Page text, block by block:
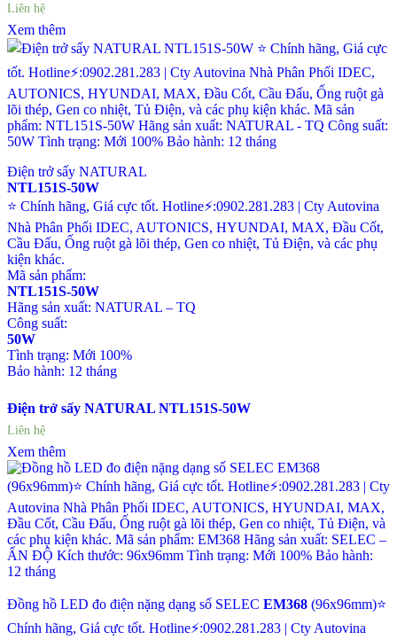
Liên hệ
Xem thêm
Điện trở sấy NATURAL
NTL151S-50W
⭐ Chính hãng, Giá cực tốt. Hotline⚡:0902.281.283 | Cty Autovina
Nhà Phân Phối IDEC, AUTONICS, HYUNDAI, MAX, Đầu Cốt,
Cầu Đấu, Ống ruột gà lõi thép, Gen co nhiệt, Tủ Điện, và các phụ
kiện khác.
Mã sản phẩm:
NTL151S-50W
Hãng sản xuất: NATURAL – TQ
Công suất:
50W
Tình trạng: Mới 100%
Bảo hành: 12 tháng
Điện trở sấy NATURAL NTL151S-50W
Liên hệ
Xem thêm
Đồng hồ LED đo điện nặng dạng số SELEC EM368 (96x96mm)⭐
Chính hãng, Giá cực tốt. Hotline⚡:0902.281.283 | Cty Autovina